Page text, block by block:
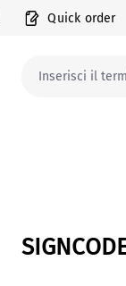
Quick order